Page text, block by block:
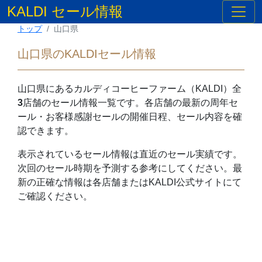
KALDI セール情報
トップ 山口県
山口県のKALDIセール情報
山口県にあるカルディコーヒーファーム（KALDI）全
3店舗のセール情報一覧です。各店舗の最新の周年セ
ール・お客様感謝セールの開催日程、セール内容を確
認できます。
表示されているセール情報は直近のセール実績です。
次回のセール時期を予測する参考にしてください。最
新の正確な情報は各店舗またはKALDI公式サイトにて
ご確認ください。